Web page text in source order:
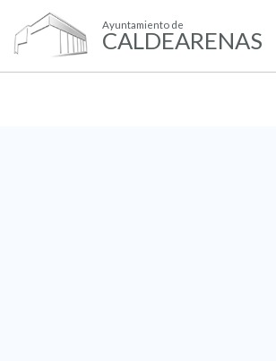
Ayuntamiento de
CALDEARENAS